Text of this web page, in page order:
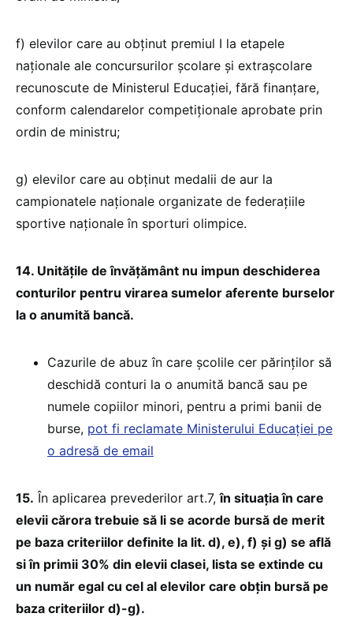
f) elevilor care au obținut premiul I la etapele
naționale ale concursurilor școlare și extrașcolare
recunoscute de Ministerul Educației, fără finanțare,
conform calendarelor competiționale aprobate prin
ordin de ministru;
g) elevilor care au obținut medalii de aur la
campionatele naționale organizate de federațiile
sportive naționale în sporturi olimpice.
14. Unitățile de învățământ nu impun deschiderea
conturilor pentru virarea sumelor aferente burselor
la o anumită bancă.
Cazurile de abuz în care școlile cer părinților să
deschidă conturi la o anumită bancă sau pe
numele copiilor minori, pentru a primi banii de
burse, pot fi reclamate Ministerului Educației pe
o adresă de email
15. În aplicarea prevederilor art.7,în situația în care
elevii cărora trebuie să li se acorde bursă de merit
pe baza criteriilor definite la lit. d), e), f) și g) se află
si în primii 30% din elevii clasei, lista se extinde cu
un număr egal cu cel al elevilor care obțin bursă pe
baza criteriilor d)-g).